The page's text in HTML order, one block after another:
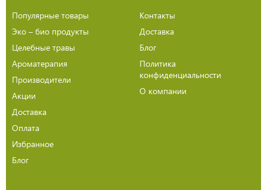
Популярные товары
Эко – био продукты
Целебные травы
Ароматерапия
Производители
Акции
Доставка
Оплата
Избранное
Блог
Контакты
Доставка
Блог
Политика
конфиденциальности
О компании